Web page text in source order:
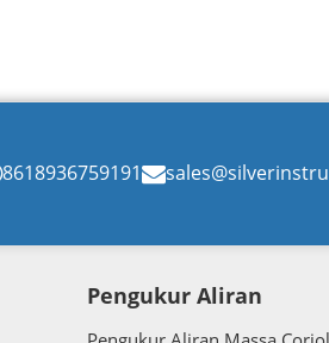
8618936759191
Pengukur Aliran